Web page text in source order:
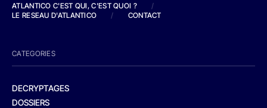
ATLANTICO C'EST QUI, C'EST QUOI ?
/
LE RESEAU D'ATLANTICO
/ CONTACT
CATEGORIES
DECRYPTAGES
DOSSIERS